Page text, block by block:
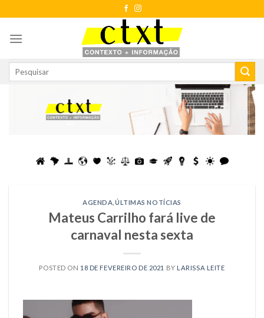
to
content
AGENDA ÚLTIMAS NOTÍCIAS
Mateus Carrilho fará live de
carnaval nesta sexta
POSTED ON 18 DE FEVEREIRO DE 2021 BY LARISSA LEITE